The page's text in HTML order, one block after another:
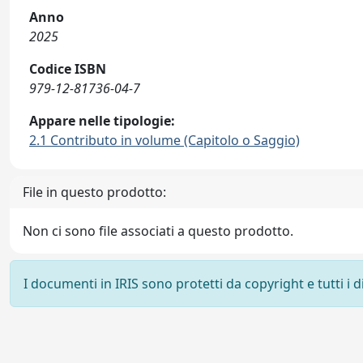
Anno
2025
Codice ISBN
979-12-81736-04-7
Appare nelle tipologie:
2.1 Contributo in volume (Capitolo o Saggio)
File in questo prodotto:
Non ci sono file associati a questo prodotto.
I documenti in IRIS sono protetti da copyright e tutti i